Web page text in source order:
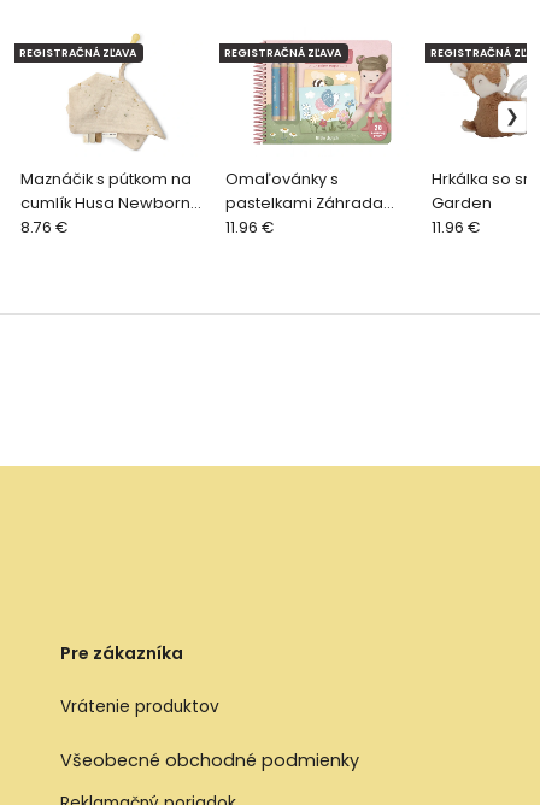
Maznáčik s pútkom na
cumlík Husa Newborn
Naturals
REGISTRAČNÁ ZĽAVA
8.76 €
Omaľovánky s
pastelkami Záhrada
Rosa
REGISTRAČNÁ ZĽAVA
11.96 €
Hrkálka so
Garden
REGISTRAČNÁ
11.96 €
Pre zákazníka
Vrátenie produktov
Všeobecné obchodné podmienky